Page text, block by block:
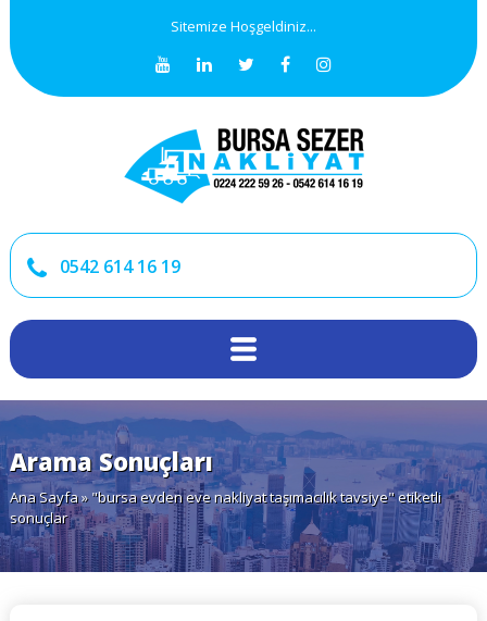
Sitemize Hoşgeldiniz...
0542 614 16 19
Arama Sonuçları
Ana Sayfa» "bursa evden eve nakliyat taşımacılık tavsiye" etiketli
sonuçlar